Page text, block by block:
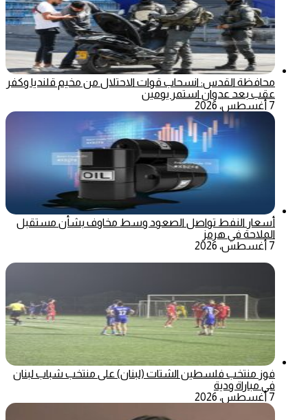
محافظة القدس: انسحاب قوات الاحتلال من مخيم قلنديا وكفر
عقب بعد عدوان استمر يومين
7 أغسطس، 2026
أسعار النفط تواصل الصعود وسط مخاوف بشأن مستقبل
الملاحة في هرمز
7 أغسطس، 2026
فوز منتخب فلسطين الشتات (لبنان) على منتخب شباب لبنان
في مباراة ودية
7 أغسطس، 2026